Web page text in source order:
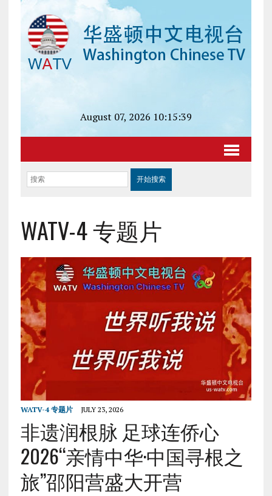
August 07, 2026 10:15:39
WATV-4 专题片
WATV-4 专题片 JULY 23, 2026
非遗润根脉 足球连侨心
2026“亲情中华·中国寻根之
旅”邵阳营盛大开营